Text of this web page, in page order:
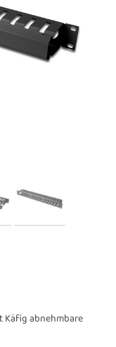
Käfig abnehmbare